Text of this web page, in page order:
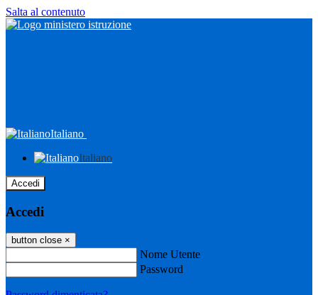
Salta al contenuto
Italiano
Italiano
Accedi
Accedi
button close ×
Nome Utente
Password